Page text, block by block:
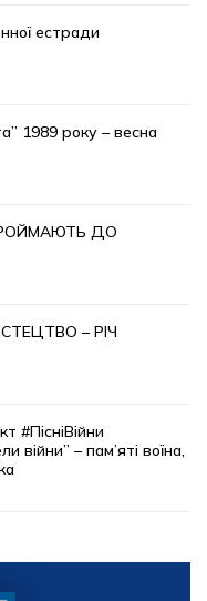
естради
1989 року – весна
ДО
– РІЧ
#ПісніВійни
війни” – пам’яті воїна,